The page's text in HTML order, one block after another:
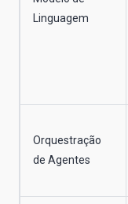
Linguagem
Orquestração
de Agentes